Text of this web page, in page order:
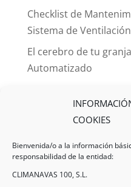
COOKIES
Bienvenida/o a la información
responsabilidad de la entidad:
CLIMANAVAS 100, S.L.
Checklist de
Sistema de Ventilación
El cerebro de tu
Automatizado